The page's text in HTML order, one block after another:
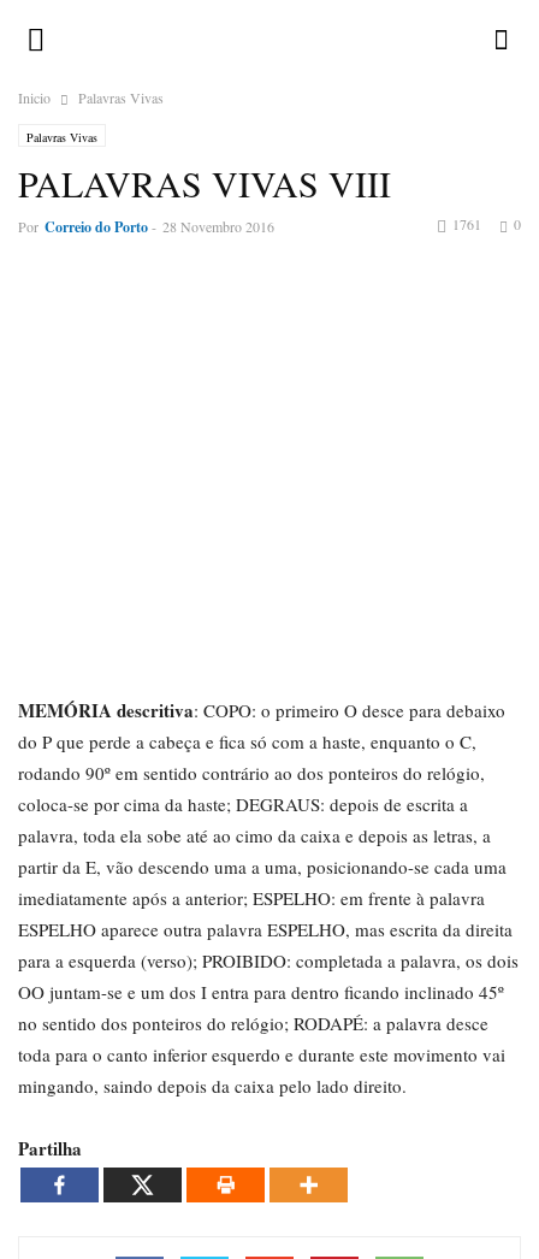
Inicio Palavras Vivas
Palavras Vivas
PALAVRAS VIVAS VIII
Por Correio do Porto- 28 Novembro 2016 0
1761
MEMÓRIA descritiva: COPO: o primeiro O desce para debaixo
do P que perde a cabeça e fica só com a haste, enquanto o C,
rodando 90º em sentido contrário ao dos ponteiros do relógio,
coloca-se por cima da haste; DEGRAUS: depois de escrita a
palavra, toda ela sobe até ao cimo da caixa e depois as letras, a
partir da E, vão descendo uma a uma, posicionando-se cada uma
imediatamente após a anterior; ESPELHO: em frente à palavra
ESPELHO aparece outra palavra ESPELHO, mas escrita da direita
para a esquerda (verso); PROIBIDO: completada a palavra, os dois
OO juntam-se e um dos I entra para dentro ficando inclinado 45º
no sentido dos ponteiros do relógio; RODAPÉ: a palavra desce
toda para o canto inferior esquerdo e durante este movimento vai
mingando, saindo depois da caixa pelo lado direito.
Partilha